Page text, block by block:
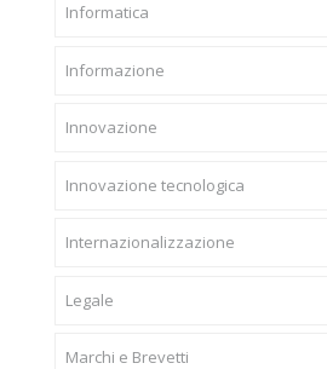
Informatica
Informazione
Innovazione
Innovazione tecnologica
Internazionalizzazione
Legale
Marchi e Brevetti